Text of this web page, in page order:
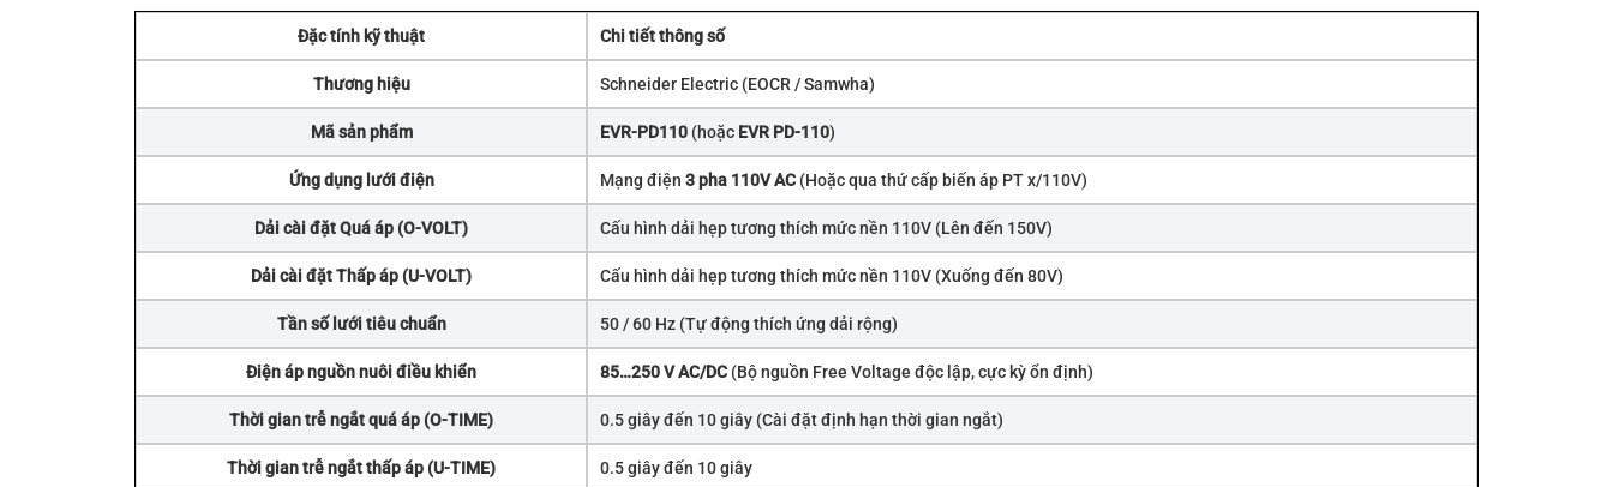
Đặc tính kỹ thuật Chi tiết thông số
Thương hiệu Schneider Electric (EOCR / Samwha)
Mã sản phẩm EVR-PD110 (hoặc EVR PD-110)
Ứng dụng lưới điện Mạng điện 3 pha 110V AC (Hoặc qua thứ cấp biến áp PT x/110V)
Dải cài đặt Quá áp (O-VOLT) Cấu hình dải hẹp tương thích mức nền 110V (Lên đến 150V)
Dải cài đặt Thấp áp (U-VOLT) Cấu hình dải hẹp tương thích mức nền 110V (Xuống đến 80V)
Tần số lưới tiêu chuẩn 50 / 60 Hz (Tự động thích ứng dải rộng)
Điện áp nguồn nuôi điều khiển 85…250 V AC/DC (Bộ nguồn Free Voltage độc lập, cực kỳ ổn định)
Thời gian trễ ngắt quá áp (O-TIME) 0.5 giây đến 10 giây (Cài đặt định hạn thời gian ngắt)
Thời gian trễ ngắt thấp áp (U-TIME) 0.5 giây đến 10 giây